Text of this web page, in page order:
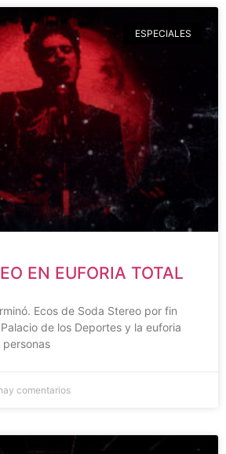
ESPECIALES
EN EUFORIA TOTAL
Ecos de Soda Stereo por fin
de los Deportes y la euforia
personas
comentarios